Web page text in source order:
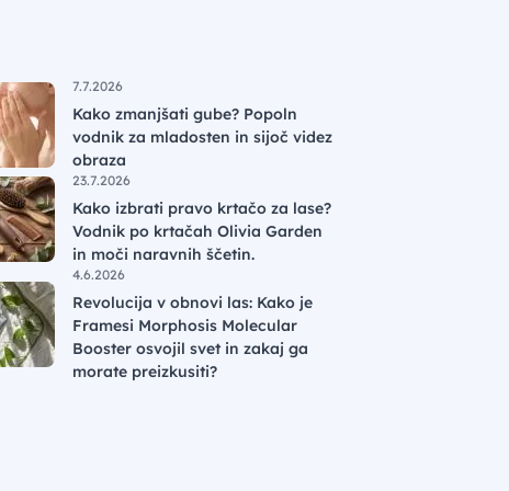
7.7.2026
Kako zmanjšati gube? Popoln
vodnik za mladosten in sijoč videz
obraza
23.7.2026
Kako izbrati pravo krtačo za lase?
Vodnik po krtačah Olivia Garden
in moči naravnih ščetin.
4.6.2026
Revolucija v obnovi las: Kako je
Framesi Morphosis Molecular
Booster osvojil svet in zakaj ga
morate preizkusiti?